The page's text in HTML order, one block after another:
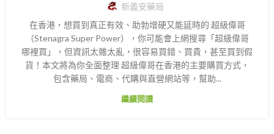
新義安藥局
在香港，想買到真正有效、助勃增硬又能延時的 超級偉哥
（Stenagra Super Power），你可能會上網搜尋「超級偉哥
哪裡買」，但資訊太雜太亂，很容易買錯、買貴，甚至買到假
貨！本文將為你全面整理 超級偉哥在香港的主要購買方式，
包含藥局、電商、代購與直營網站等，幫助...
繼續閱讀